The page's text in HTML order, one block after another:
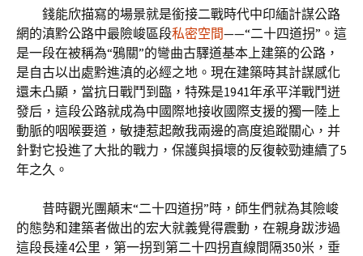
錢能欣描寫的場景就是銜接二戰時代中印緬計謀公路
網的滇黔公路中最險峻區段私密空間——“二十四道拐”。這
是一段在被稱為“鴉關”的彎曲古驛道基本上建築的公路，
是自古以出處黔進滇的必經之地。現在建築時其計謀感化
還未凸顯，當抗日戰鬥到臨，特殊是1941年承平洋戰鬥迸
發后，這段公路就成為中國際地接收國際支援的獨一陸上
動脈的咽喉要道，敏捷惹起敵我兩邊的高度追蹤關心，并
針對它投進了大批的戰力，保護與損壞的反復較勁連續了5
年之久。
昔時觀光團顛末“二十四道拐”時，師生們就為其險峻
的態勢和建築者做出的宏大就義覺得震動，在親身跋涉過
這段長達4公里，第一拐到第二十四拐直線間隔350米，垂